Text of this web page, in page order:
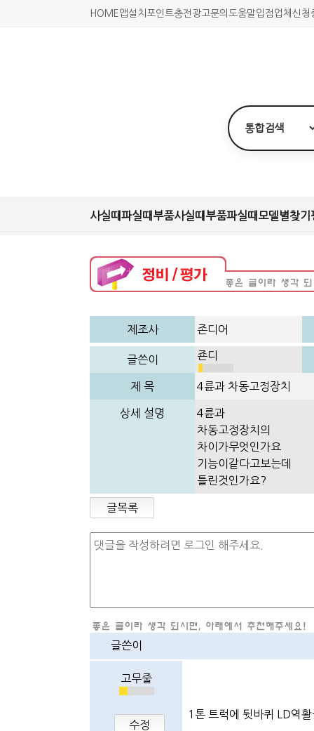
HOME 앱설치 포인트충전 광고문의 도움말입점업체신청
사실때파실때 부품사실때 부품파실때 모델별찾기
제조사 존디어
글쓴이 죤디
제 목 4륜과 차동고정장치
상세 설명
4륜과
차동고정장치의
차이가무엇인가요
기능이같다고보는데
틀린것인가요?
글목록
글쓴이
고무줄
수정
1톤 트럭에 뒷바퀴 LD역